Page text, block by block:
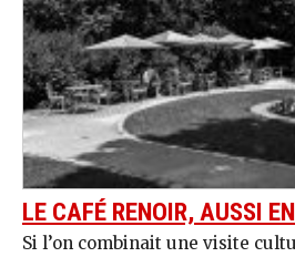
LE CAFÉ RENOIR, AUSSI
Si l’on combinait une visite